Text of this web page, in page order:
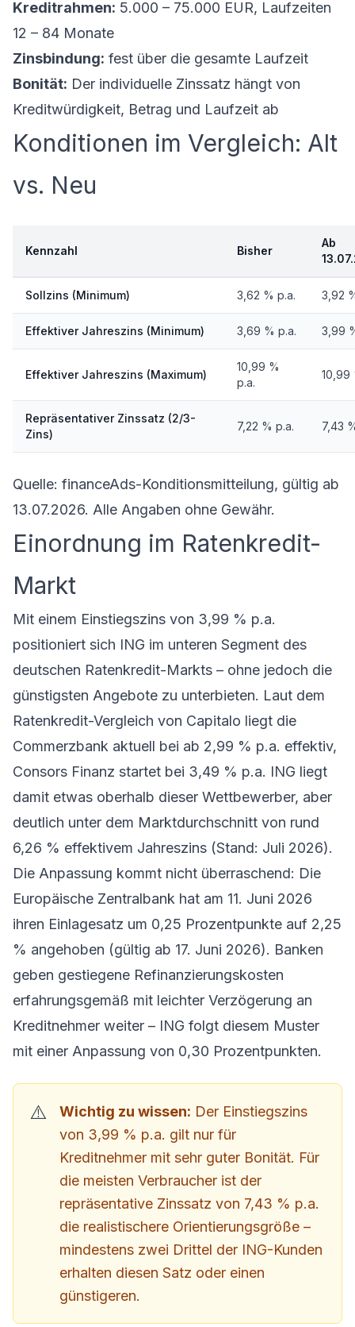
Kreditrahmen: 5.000 – 75.000 EUR, Laufzeiten
12 – 84 Monate
Zinsbindung: fest über die gesamte Laufzeit
Bonität: Der individuelle Zinssatz hängt von
Kreditwürdigkeit, Betrag und Laufzeit ab
Konditionen im Vergleich: Alt
vs. Neu
Kennzahl Bisher
Ab
Sollzins (Minimum) 3,62 % p.a. 3,92
Effektiver Jahreszins (Minimum) 3,69 % p.a. 3,99
Effektiver Jahreszins (Maximum)
10,99 %
p.a.
10,99
Repräsentativer Zinssatz (2/3-
Zins)
7,22 % p.a. 7,43
Quelle: financeAds-Konditionsmitteilung, gültig ab
13.07.2026. Alle Angaben ohne Gewähr.
Einordnung im Ratenkredit-
Markt
Mit einem Einstiegszins von 3,99 % p.a.
positioniert sich ING im unteren Segment des
deutschen Ratenkredit-Markts – ohne jedoch die
günstigsten Angebote zu unterbieten. Laut dem
Ratenkredit-Vergleich von Capitalo liegt die
Commerzbank aktuell bei ab 2,99 % p.a. effektiv,
Consors Finanz startet bei 3,49 % p.a. ING liegt
damit etwas oberhalb dieser Wettbewerber, aber
deutlich unter dem Marktdurchschnitt von rund
6,26 % effektivem Jahreszins (Stand: Juli 2026).
Die Anpassung kommt nicht überraschend: Die
Europäische Zentralbank hat am 11. Juni 2026
ihren Einlagesatz um 0,25 Prozentpunkte auf 2,25
% angehoben (gültig ab 17. Juni 2026). Banken
geben gestiegene Refinanzierungskosten
erfahrungsgemäß mit leichter Verzögerung an
Kreditnehmer weiter – ING folgt diesem Muster
mit einer Anpassung von 0,30 Prozentpunkten.
Wichtig zu wissen: Der Einstiegszins
von 3,99 % p.a. gilt nur für
Kreditnehmer mit sehr guter Bonität. Für
die meisten Verbraucher ist der
repräsentative Zinssatz von 7,43 % p.a.
die realistischere Orientierungsgröße –
mindestens zwei Drittel der ING-Kunden
erhalten diesen Satz oder einen
günstigeren.